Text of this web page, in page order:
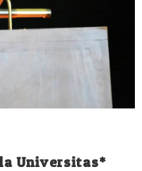
Universitas*